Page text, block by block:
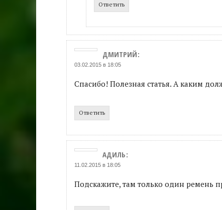
Ответить
ДМИТРИЙ:
03.02.2015 в 18:05
Спасибо! Полезная статья. А каким
Ответить
АДИЛЬ:
11.02.2015 в 18:05
Подскажите, там только один ремень